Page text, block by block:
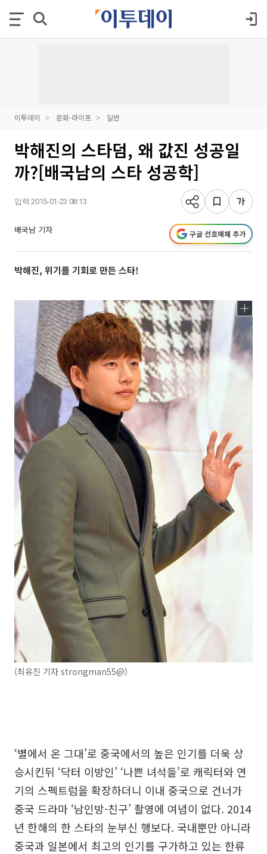
이투데이 문화·라이프 일반
박해진의 스타덤, 왜 값진 성공일
까?[배국남의 스타 성공학]
입력 2015-01-23 08:13
배국남 기자 구글 선호매체 추가
박해진, 위기를 기회로 만든 스타!
(최유진 기자 strongman55@)
‘별에서 온 그대’로 중국에서의 높은 인기를 더욱 상
승시킨뒤 ‘닥터 이방인’ ‘나쁜 녀석들’로 캐릭터와 연
기의 스펙트럼을 확장하더니 이내 중국으로 건너가
중국 드라마 ‘남인방-친구’ 촬영에 여념이 없다. 2014
년 한해의 한 스타의 눈부신 행보다. 국내뿐만 아니라
중국과 일본에서 최고의 인기를 구가하고 있는 한류